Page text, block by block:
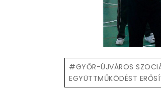
Post
Tags:
#GYŐR-ÚJVÁROS
EGYÜTTMŰKÖDÉST